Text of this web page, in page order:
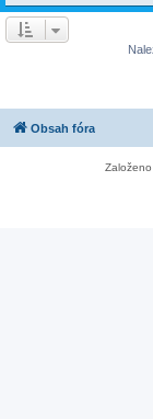
Obsah fóra